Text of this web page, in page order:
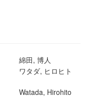
綿田, 博人
ワタダ, ヒロヒト
Watada, Hirohito